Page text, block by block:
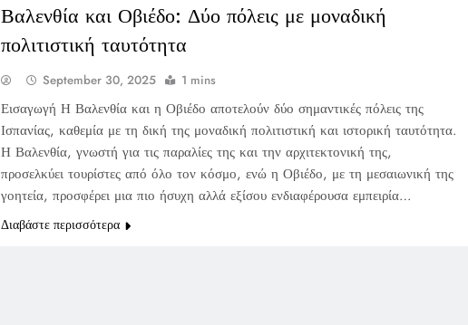
Βαλενθία και Οβιέδο: Δύο πόλεις με μοναδική
πολιτιστική ταυτότητα
September 30, 2025 1 mins
Εισαγωγή Η Βαλενθία και η Οβιέδο αποτελούν δύο σημαντικές πόλεις της
Ισπανίας, καθεμία με τη δική της μοναδική πολιτιστική και ιστορική ταυτότητα.
Η Βαλενθία, γνωστή για τις παραλίες της και την αρχιτεκτονική της,
προσελκύει τουρίστες από όλο τον κόσμο, ενώ η Οβιέδο, με τη μεσαιωνική της
γοητεία, προσφέρει μια πιο ήσυχη αλλά εξίσου ενδιαφέρουσα εμπειρία…
Διαβάστε περισσότερα